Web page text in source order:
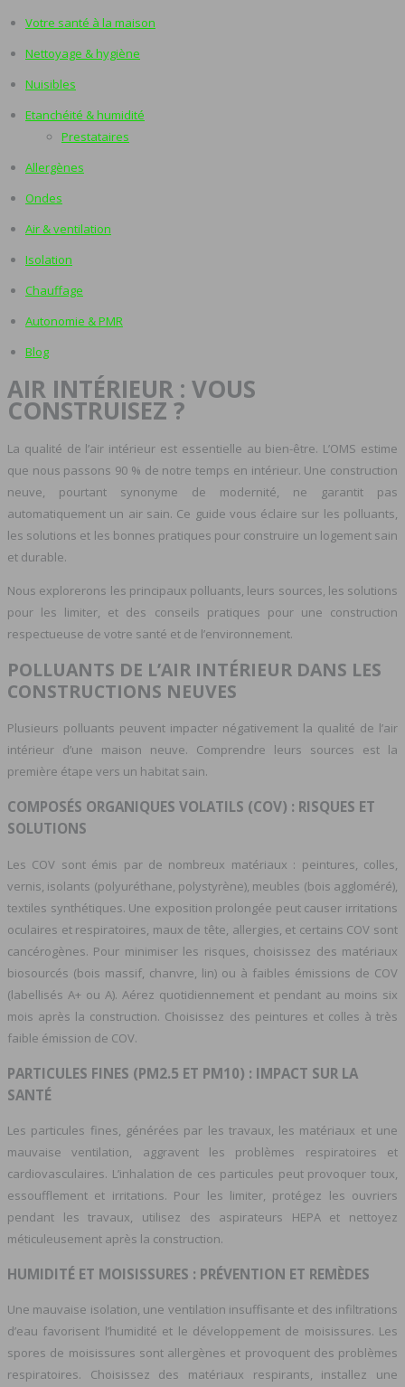
Votre santé à la maison
Nettoyage & hygiène
Nuisibles
Etanchéité & humidité
Prestataires
Allergènes
Ondes
Air & ventilation
Isolation
Chauffage
Autonomie & PMR
Blog
AIR INTÉRIEUR : VOUS
CONSTRUISEZ ?
La qualité de l’air intérieur est essentielle au bien-être. L’OMS estime
que nous passons 90 % de notre temps en intérieur. Une construction
neuve, pourtant synonyme de modernité, ne garantit pas
automatiquement un air sain. Ce guide vous éclaire sur les polluants,
les solutions et les bonnes pratiques pour construire un logement sain
et durable.
Nous explorerons les principaux polluants, leurs sources, les solutions
pour les limiter, et des conseils pratiques pour une construction
respectueuse de votre santé et de l’environnement.
POLLUANTS DE L’AIR INTÉRIEUR DANS LES
CONSTRUCTIONS NEUVES
Plusieurs polluants peuvent impacter négativement la qualité de l’air
intérieur d’une maison neuve. Comprendre leurs sources est la
première étape vers un habitat sain.
COMPOSÉS ORGANIQUES VOLATILS (COV) : RISQUES ET
SOLUTIONS
Les COV sont émis par de nombreux matériaux : peintures, colles,
vernis, isolants (polyuréthane, polystyrène), meubles (bois aggloméré),
textiles synthétiques. Une exposition prolongée peut causer irritations
oculaires et respiratoires, maux de tête, allergies, et certains COV sont
cancérogènes. Pour minimiser les risques, choisissez des matériaux
biosourcés (bois massif, chanvre, lin) ou à faibles émissions de COV
(labellisés A+ ou A). Aérez quotidiennement et pendant au moins six
mois après la construction. Choisissez des peintures et colles à très
faible émission de COV.
PARTICULES FINES (PM2.5 ET PM10) : IMPACT SUR LA
SANTÉ
Les particules fines, générées par les travaux, les matériaux et une
mauvaise ventilation, aggravent les problèmes respiratoires et
cardiovasculaires. L’inhalation de ces particules peut provoquer toux,
essoufflement et irritations. Pour les limiter, protégez les ouvriers
pendant les travaux, utilisez des aspirateurs HEPA et nettoyez
méticuleusement après la construction.
HUMIDITÉ ET MOISISSURES : PRÉVENTION ET REMÈDES
Une mauvaise isolation, une ventilation insuffisante et des infiltrations
d’eau favorisent l’humidité et le développement de moisissures. Les
spores de moisissures sont allergènes et provoquent des problèmes
respiratoires. Choisissez des matériaux respirants, installez une